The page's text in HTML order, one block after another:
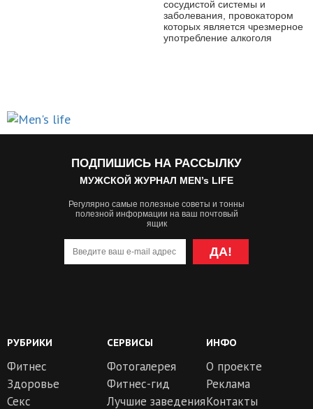
сосудистой системы и
заболевания, провокатором
которых является чрезмерное
употребление алкоголя
ПОДПИШИСЬ НА РАССЫЛКУ
МУЖСКОЙ ЖУРНАЛ MEN’s LIFE
Регулярно самые полезные советы и тонны
полезной информации на ваш почтовый
ящик
ДА!
РУБРИКИ
Фитнес
Здоровье
Секс
СЕРВИСЫ
Фотогалерея
Фитнес-гид
Лучшие заведения
ИНФО
О проекте
Реклама
Контакты